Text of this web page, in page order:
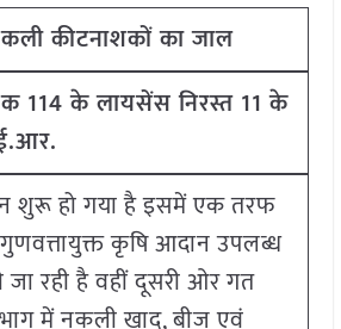
कीटनाशकों का जाल
114 के लायसेंस निरस्त 11 के
शुरू हो गया है इसमें एक तरफ
कृषि आदान उपलब्ध
रही है वहीं दूसरी ओर गत